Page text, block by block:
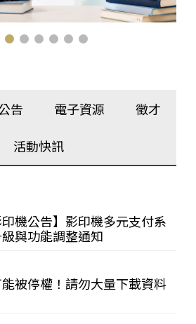
告 電子資源 徵才
活動快訊
印機公告】影印機多元支付系
與功能調整通知
被停權！請勿大量下載資料